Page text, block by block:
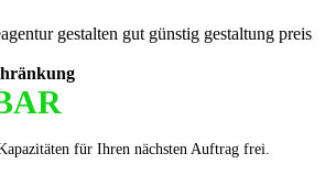
für Ihren nächsten Auftrag frei.